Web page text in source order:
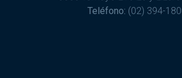
Teléfono: (02) 394-